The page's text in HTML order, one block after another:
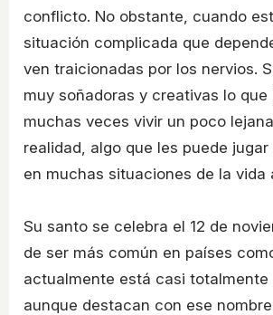
conflicto. No obstante, cuando
situación complicada que
ven traicionadas por los nervios.
muy soñadoras y creativas lo que
muchas veces vivir un poco
realidad, algo que les puede
en muchas situaciones de la vida
Su santo se celebra el 12 de
de ser más común en países
actualmente está casi totalmente
aunque destacan con ese